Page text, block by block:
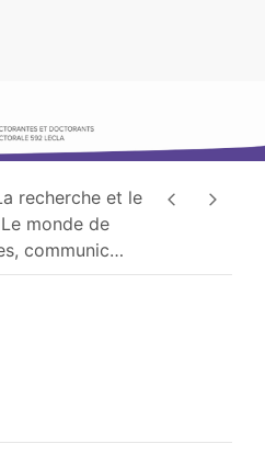
recherche et le
Le monde de
communic…